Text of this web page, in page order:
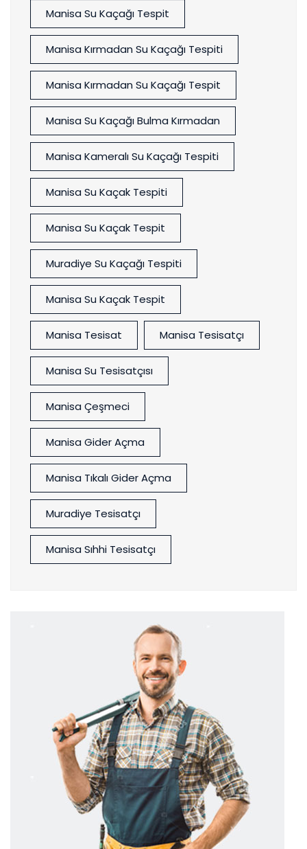
Manisa Su Kaçağı Tespit
Manisa Kırmadan Su Kaçağı Tespiti
Manisa Kırmadan Su Kaçağı Tespit
Manisa Su Kaçağı Bulma Kırmadan
Manisa Kameralı Su Kaçağı Tespiti
Manisa Su Kaçak Tespiti
Manisa Su Kaçak Tespit
Muradiye Su Kaçağı Tespiti
Manisa Su Kaçak Tespit
Manisa Tesisat Manisa Tesisatçı
Manisa Su Tesisatçısı
Manisa Çeşmeci
Manisa Gider Açma
Manisa Tıkalı Gider Açma
Muradiye Tesisatçı
Manisa Sıhhi Tesisatçı